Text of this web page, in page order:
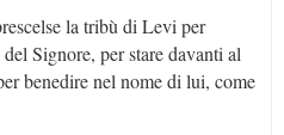
la tribù di Levi per
Signore, per stare davanti al
benedire nel nome di lui, come